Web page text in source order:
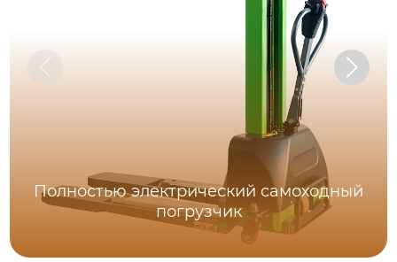
Полностью электрический самоходный
погрузчик